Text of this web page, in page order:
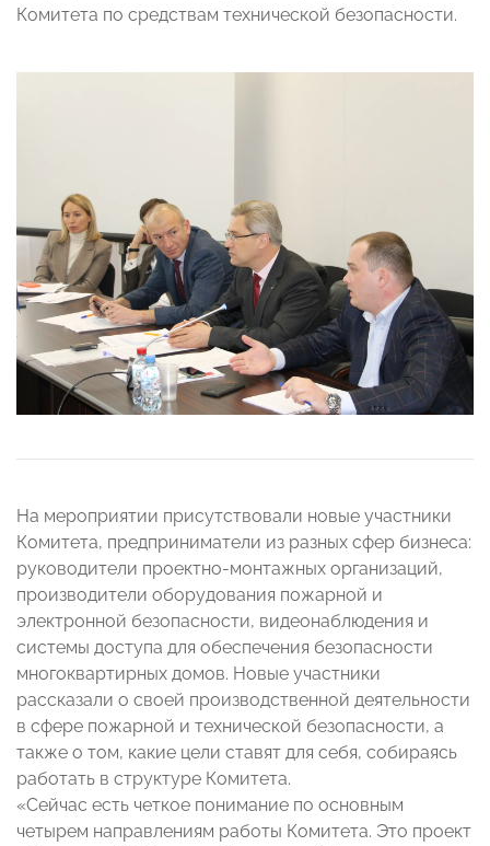
Комитета по средствам технической безопасности.
На мероприятии присутствовали новые участники
Комитета, предприниматели из разных сфер бизнеса:
руководители проектно-монтажных организаций,
производители оборудования пожарной и
электронной безопасности, видеонаблюдения и
системы доступа для обеспечения безопасности
многоквартирных домов. Новые участники
рассказали о своей производственной деятельности
в сфере пожарной и технической безопасности, а
также о том, какие цели ставят для себя, собираясь
работать в структуре Комитета.
«Сейчас есть четкое понимание по основным
четырем направлениям работы Комитета. Это проект